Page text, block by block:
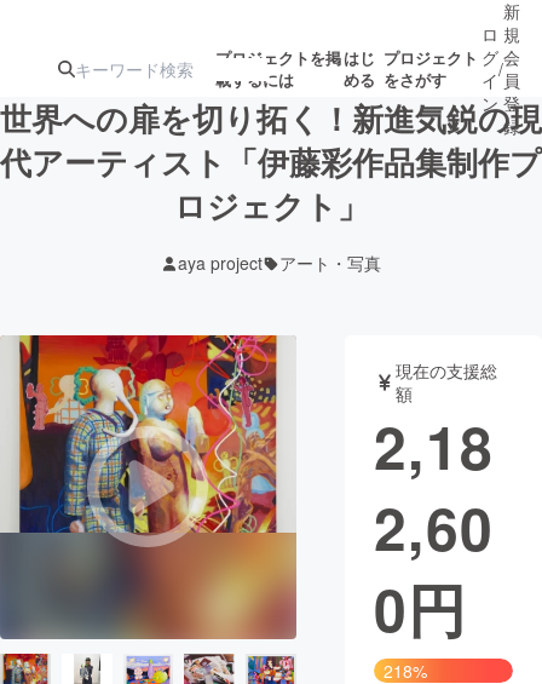
プロジェクトを掲
載するには
はじ
める
プロジェクト
をさがす
注目の新着プロ募集終了が近いプ
テクノロジー・ガジェット
映像・映画 書籍・雑誌
ビジネス・起業 チャレンジ
CAMPFIRE for Social Good
CAMPFIRE Creation
ロ
グ
イ
ン
/
新
規
会
員
登
録
世界への扉を切り拓く！新進気鋭の現
代アーティスト「伊藤彩作品集制作プ
ロジェクト」
aya project アート・写真
現在の支援総
額
2,18
2,60
0円
218%